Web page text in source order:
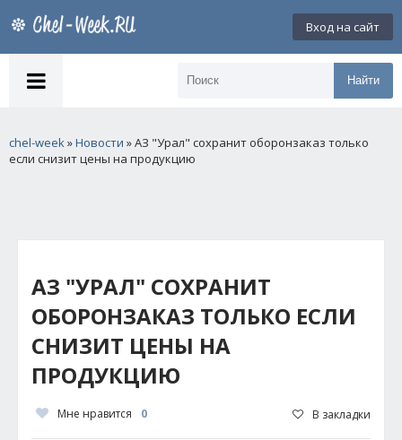
Вход на сайт
Найти
chel-week»Новости » АЗ "Урал" сохранит оборонзаказ только
если снизит цены на продукцию
АЗ "УРАЛ" СОХРАНИТ
ОБОРОНЗАКАЗ ТОЛЬКО ЕСЛИ
СНИЗИТ ЦЕНЫ НА
ПРОДУКЦИЮ
Мне нравится 0 В закладки